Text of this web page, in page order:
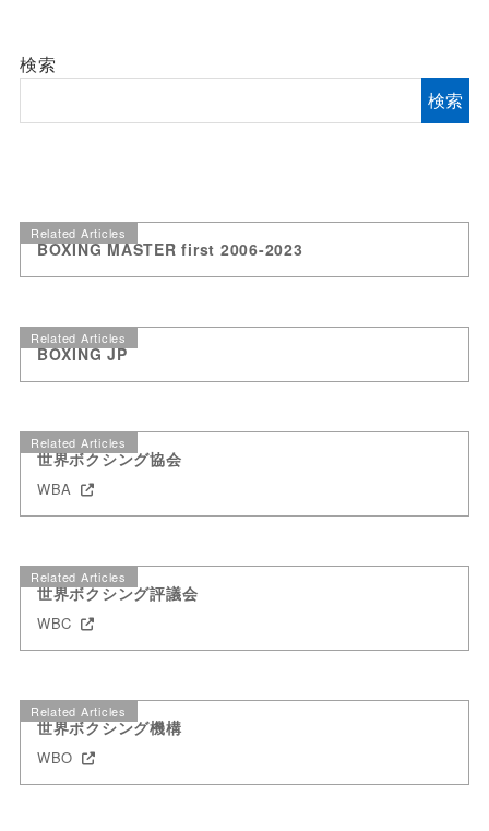
検索
検索
Related Articles
BOXING MASTER first 2006-2023
Related Articles
BOXING JP
Related Articles
世界ボクシング協会
WBA
Related Articles
世界ボクシング評議会
WBC
Related Articles
世界ボクシング機構
WBO